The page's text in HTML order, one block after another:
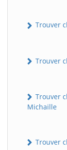
Trouver
Trouver
Trouver
Michaille
Trouver